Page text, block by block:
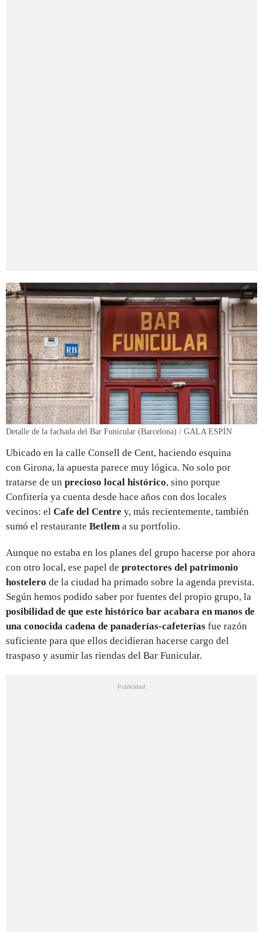
Detalle de la fachada del Bar Funicular (Barcelona) / GALA ESPÍN
Ubicado en la calle Consell de Cent, haciendo esquina
con Girona, la apuesta parece muy lógica. No solo por
tratarse de un precioso local histórico, sino porque
Confitería ya cuenta desde hace años con dos locales
vecinos: el Cafe del Centre y, más recientemente, también
sumó el restaurante Betlem a su portfolio.
Aunque no estaba en los planes del grupo hacerse por ahora
con otro local, ese papel de protectores del patrimonio
hostelero de la ciudad ha primado sobre la agenda prevista.
Según hemos podido saber por fuentes del propio grupo, la
posibilidad de que este histórico bar acabara en manos de
una conocida cadena de panaderías-cafeterías fue razón
suficiente para que ellos decidieran hacerse cargo del
traspaso y asumir las riendas del Bar Funicular.